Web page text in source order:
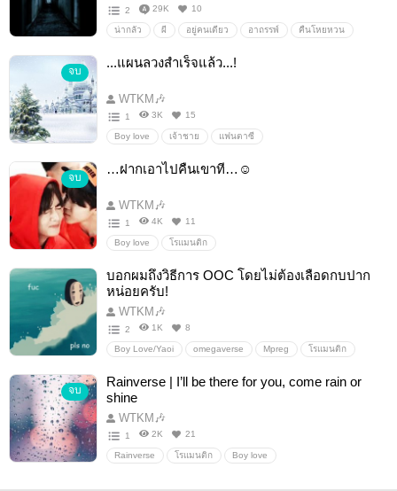
2 29K 10
น่ากลัว ผี อยู่คนเดียว อาถรรพ์ คืนโหยหวน
จบ
...แผนลวงสำเร็จแล้ว...!
WTKM🎶
1 3K 15
Boy love เจ้าชาย แฟนตาซี
จบ
…ฝากเอาไปคืนเขาที…☺
WTKM🎶
1 4K 11
Boy love โรแมนติก
บอกผมถึงวิธีการ OOC โดยไม่ต้องเลือดกบปาก
หน่อยครับ!
WTKM🎶
2 1K 8
Boy Love/Yaoi omegaverse Mpreg โรแมนติก
จบ
Rainverse | I’ll be there for you, come rain or
shine
WTKM🎶
1 2K 21
Rainverse โรแมนติก Boy love